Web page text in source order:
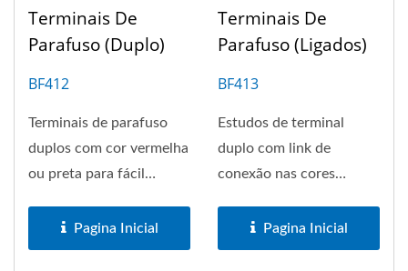
Terminais De
Parafuso (Duplo)
BF412
Terminais de parafuso
duplos com cor vermelha
ou preta para fácil
para...
Pagina Inicial
Terminais De
Parafuso (Ligados)
BF413
Estudos de terminal
duplo com link de
conexão nas cores
fácil codificação...
Pagina Inicial